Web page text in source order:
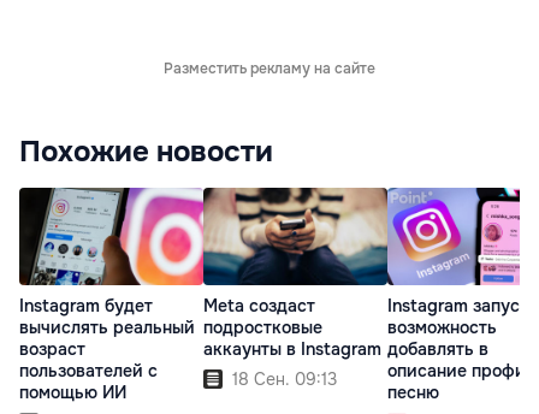
Разместить рекламу на сайте
Похожие новости
Instagram будет
вычислять реальный
возраст
пользователей с
помощью ИИ
Meta создаст
подростковые
аккаунты в Instagram
18 Сен. 09:13
Instagram
возможность
добавлять в
описание
песню